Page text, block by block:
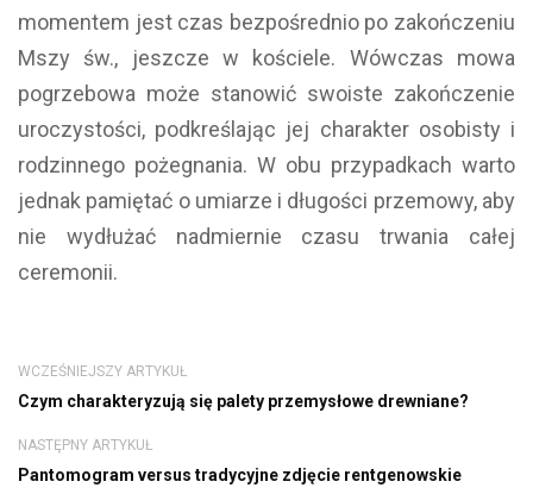
momentem jest czas bezpośrednio po zakończeniu
Mszy św., jeszcze w kościele. Wówczas mowa
pogrzebowa może stanowić swoiste zakończenie
uroczystości, podkreślając jej charakter osobisty i
rodzinnego pożegnania. W obu przypadkach warto
jednak pamiętać o umiarze i długości przemowy, aby
nie wydłużać nadmiernie czasu trwania całej
ceremonii.
WCZEŚNIEJSZY ARTYKUŁ
Czym charakteryzują się palety przemysłowe drewniane?
NASTĘPNY ARTYKUŁ
Pantomogram versus tradycyjne zdjęcie rentgenowskie